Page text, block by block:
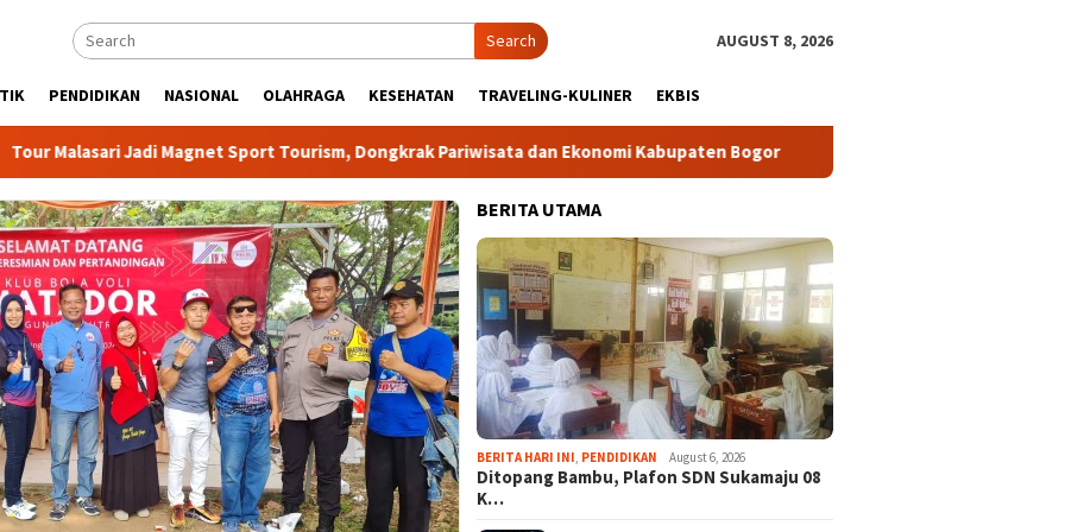
Search AUGUST 8, 2026
PENDIDIKAN NASIONAL OLAHRAGA KESEHATAN TRAVELING-KULINER EKBIS
Jadi Magnet Sport Tourism, Dongkrak Pariwisata dan Ekonomi Kabupaten Bogor Tour Malasari Halimun Salak Kian
BERITA UTAMA
BERITA HARI INI PENDIDIKAN August 6, 2026
Ditopang Bambu, Plafon SDN Sukamaju 08
K…